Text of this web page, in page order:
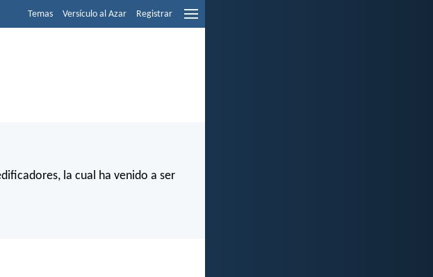
Temas Versículo al Azar Registrar
la cual ha venido a ser